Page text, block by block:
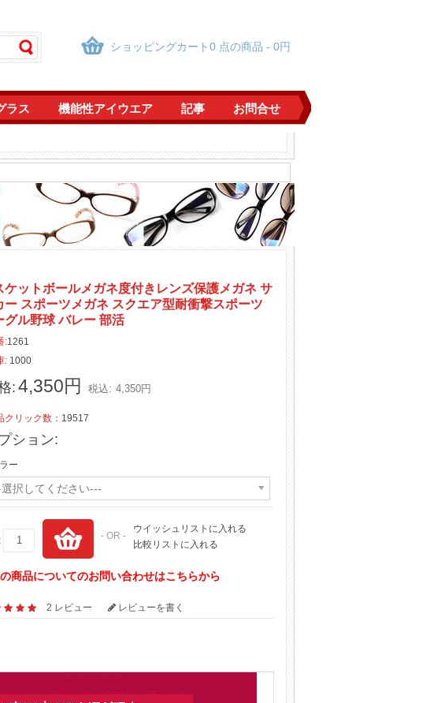
ショッピングカート0 点の商品 - 0円
ラス 機能性アイウエア 記事 お問合せ
女性眼鏡 キャラクター仮装cos用
女性眼鏡 キャラクター仮装cos用
グラス高級度付き度なしレンズ軽量メガネ
カット眼鏡パープル色ファッション
子クラシック風エレガント軽量めがね男性メタル金属メガネ金銀黒
子クラシック風エレガント軽量めがね男性メタル金属メガネ金銀黒
度なしナイロール灰色黒ぶちメガネ
度なしナイロール灰色黒ぶちメガネ
ケットボールメガネ度付きレンズ保護メガネ サ
ー スポーツメガネ スクエア型耐衝撃スポーツ
グル野球 バレー 部活
:1261
: 1000
: 4,350円 税込: 4,350円
クリック数： 19517
ション:
ー
択してください---
- OR -
ウイッシュリストに入れる
比較リストに入れる
商品についてのお問い合わせはこちらから
2 レビュー レビューを書く